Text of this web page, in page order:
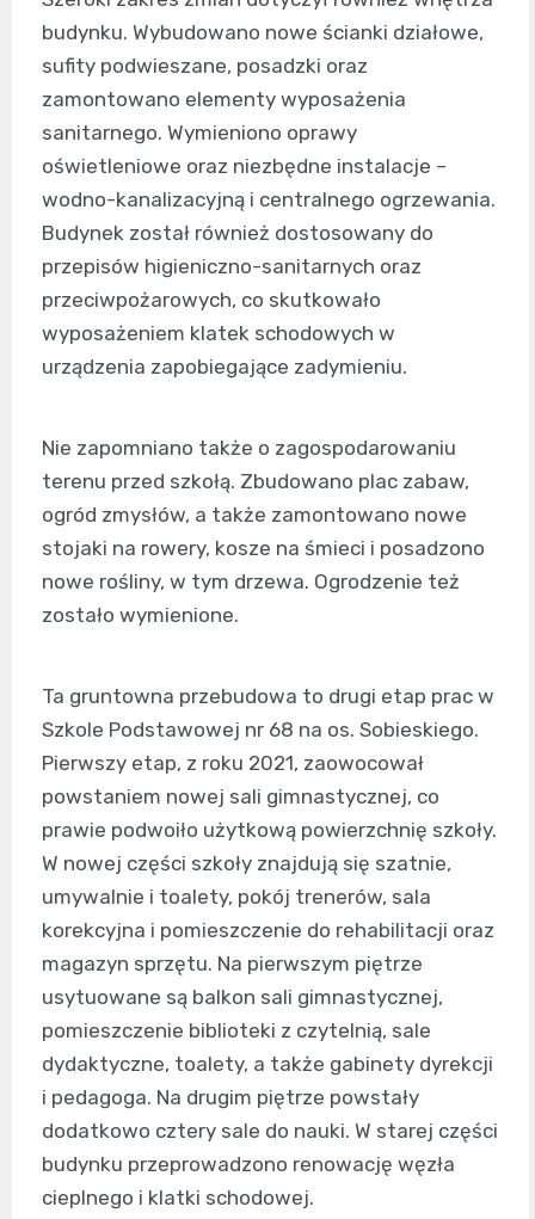
budynku. Wybudowano nowe ścianki działowe,
sufity podwieszane, posadzki oraz
zamontowano elementy wyposażenia
sanitarnego. Wymieniono oprawy
oświetleniowe oraz niezbędne instalacje –
wodno-kanalizacyjną i centralnego ogrzewania.
Budynek został również dostosowany do
przepisów higieniczno-sanitarnych oraz
przeciwpożarowych, co skutkowało
wyposażeniem klatek schodowych w
urządzenia zapobiegające zadymieniu.
Nie zapomniano także o zagospodarowaniu
terenu przed szkołą. Zbudowano plac zabaw,
ogród zmysłów, a także zamontowano nowe
stojaki na rowery, kosze na śmieci i posadzono
nowe rośliny, w tym drzewa. Ogrodzenie też
zostało wymienione.
Ta gruntowna przebudowa to drugi etap prac w
Szkole Podstawowej nr 68 na os. Sobieskiego.
Pierwszy etap, z roku 2021, zaowocował
powstaniem nowej sali gimnastycznej, co
prawie podwoiło użytkową powierzchnię szkoły.
W nowej części szkoły znajdują się szatnie,
umywalnie i toalety, pokój trenerów, sala
korekcyjna i pomieszczenie do rehabilitacji oraz
magazyn sprzętu. Na pierwszym piętrze
usytuowane są balkon sali gimnastycznej,
pomieszczenie biblioteki z czytelnią, sale
dydaktyczne, toalety, a także gabinety dyrekcji
i pedagoga. Na drugim piętrze powstały
dodatkowo cztery sale do nauki. W starej części
budynku przeprowadzono renowację węzła
cieplnego i klatki schodowej.